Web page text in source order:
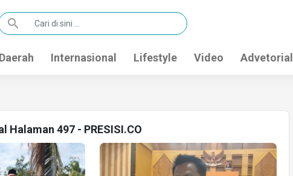
search
Daerah Internasional Lifestyle Video Advetorial
Halaman 497 - PRESISI.CO